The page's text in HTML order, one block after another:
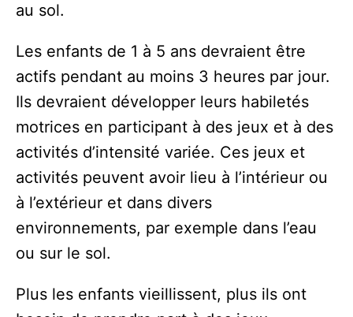
au sol.
Les enfants de 1 à 5 ans devraient être
actifs pendant au moins 3 heures par jour.
Ils devraient développer leurs habiletés
motrices en participant à des jeux et à des
activités d’intensité variée. Ces jeux et
activités peuvent avoir lieu à l’intérieur ou
à l’extérieur et dans divers
environnements, par exemple dans l’eau
ou sur le sol.
Plus les enfants vieillissent, plus ils ont